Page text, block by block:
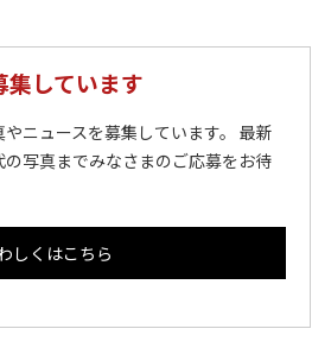
しています
ニュースを募集しています。 最新
写真までみなさまのご応募をお待
しくはこちら